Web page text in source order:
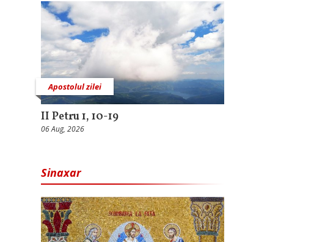
Apostolul zilei
II Petru 1, 10-19
06 Aug, 2026
Sinaxar